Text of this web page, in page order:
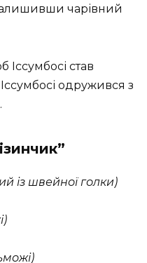
чарівний
став
одружився з
із швейної голки)